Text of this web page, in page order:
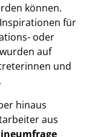
können.
für
oder
auf
und
hinaus
aus